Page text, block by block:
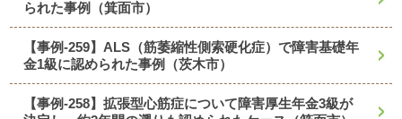
られた事例（箕面市）
【事例-259】ALS（筋萎縮性側索硬化症）で障害基礎年
金1級に認められた事例（茨木市）
【事例-258】拡張型心筋症について障害厚生年金3級が